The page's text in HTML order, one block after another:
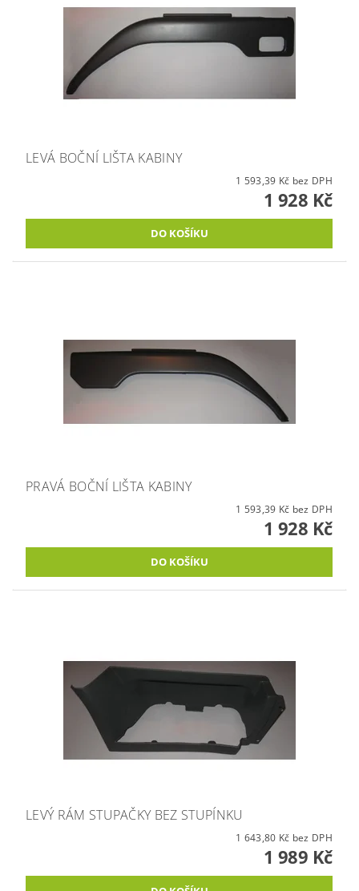
LEVÁ BOČNÍ LIŠTA KABINY
1 593,39 Kč bez DPH
1 928 Kč
PRAVÁ BOČNÍ LIŠTA KABINY
1 593,39 Kč bez DPH
1 928 Kč
LEVÝ RÁM STUPAČKY BEZ STUPÍNKU
1 643,80 Kč bez DPH
1 989 Kč